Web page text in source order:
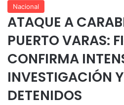
Nacional
ATAQUE A
PUERTO VARAS:
CONFIRMA
INVESTIGACIÓN
DETENIDOS